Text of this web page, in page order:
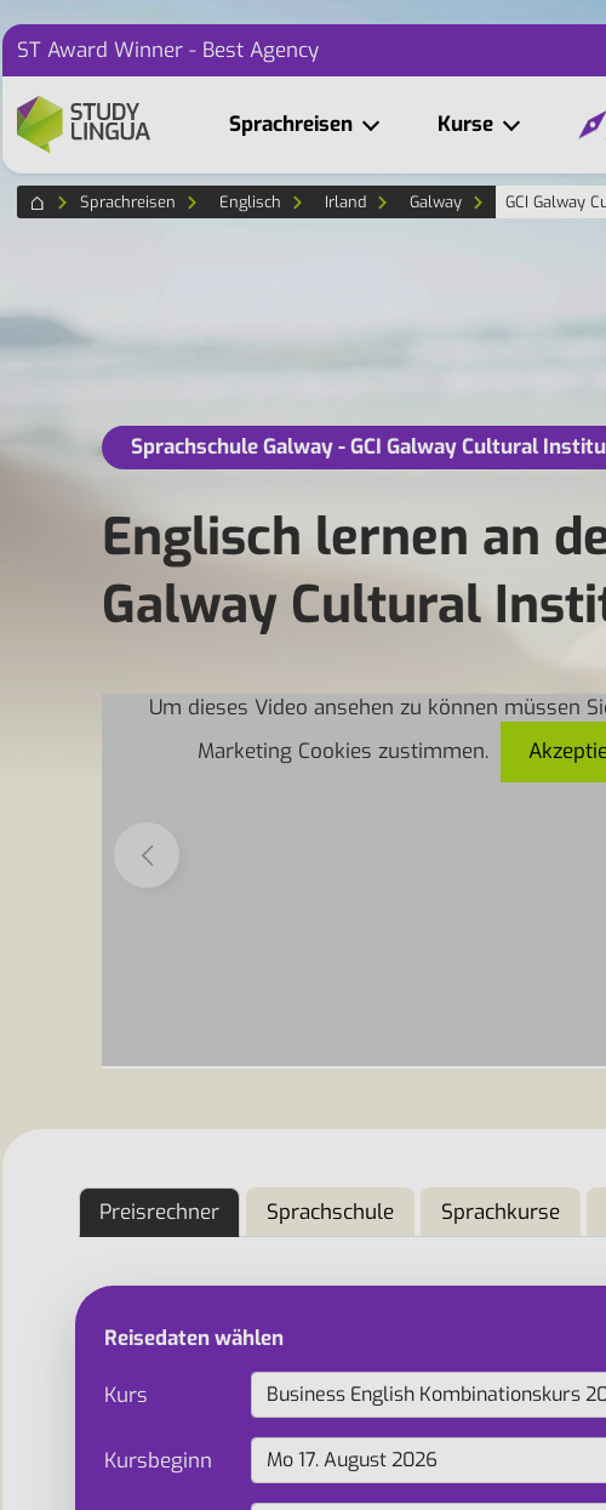
ST Award Winner - Best Agency
Sprachreisen Kurse
Sprachreisen Englisch Irland Galway GCI Galway
Sprachschule Galway - GCI Galway Cultural
Englisch lernen an
Galway Cultural
Um dieses Video ansehen zu können müssen
Marketing Cookies zustimmen.
Preisrechner Sprachschule Sprachkurse
Reisedaten wählen
Kurs
Kursbeginn